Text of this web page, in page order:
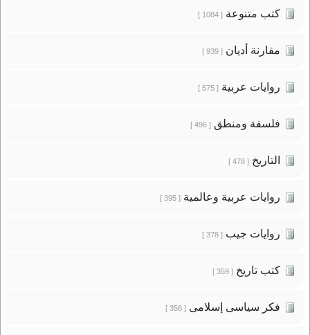
كتب متنوعة[ 1084 ]
مقارنة أديان[ 939 ]
روايات عربية[ 575 ]
فلسفة ومنطق[ 496 ]
التاريخ[ 478 ]
روايات عربية وعالمية[ 395 ]
روايات جيب[ 378 ]
كتب تاريخ[ 359 ]
فكر سياسى إسلامى[ 356 ]